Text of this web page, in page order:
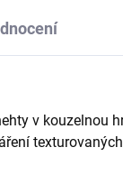
v kouzelnou